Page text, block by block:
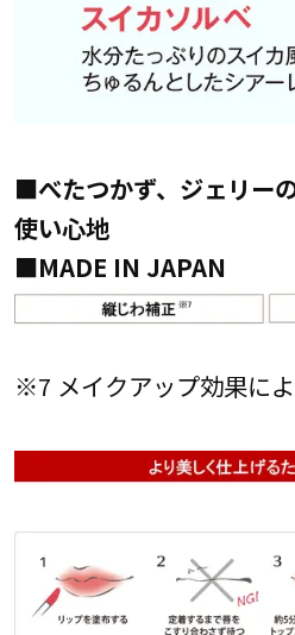
■べたつかず、ジェリー
使い心地
■MADE IN JAPAN
※7 メイクアップ効果に